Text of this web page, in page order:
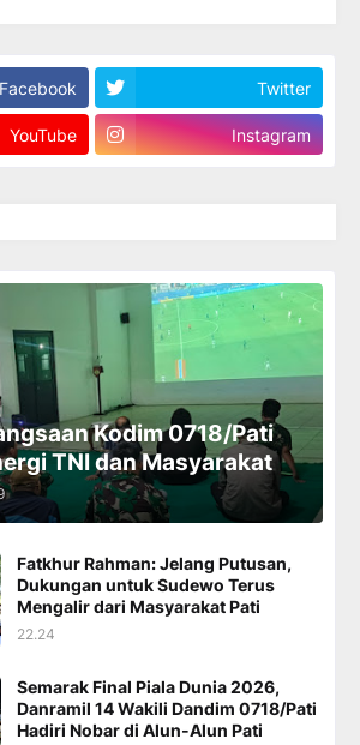
Facebook Twitter
YouTube Instagram
Kodim 0718/Pati
TNI dan Masyarakat
Fatkhur Rahman: Jelang Putusan,
Dukungan untuk Sudewo Terus
Mengalir dari Masyarakat Pati
22.24
Semarak Final Piala Dunia 2026,
Danramil 14 Wakili Dandim 0718/Pati
Hadiri Nobar di Alun-Alun Pati